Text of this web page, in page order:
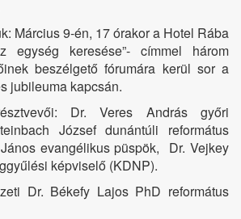
Március 9-én, 17 órakor a Hotel Rába
egység keresése”- címmel három
beszélgető fórumára kerül sor a
jubileuma kapcsán.
Dr. Veres András győri
József dunántúli református
evangélikus püspök, Dr. Vejkey
képviselő (KDNP).
Dr. Békefy Lajos PhD református